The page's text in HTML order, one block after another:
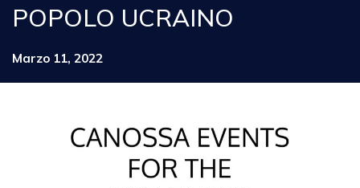
POPOLO UCRAINO
Marzo 11, 2022